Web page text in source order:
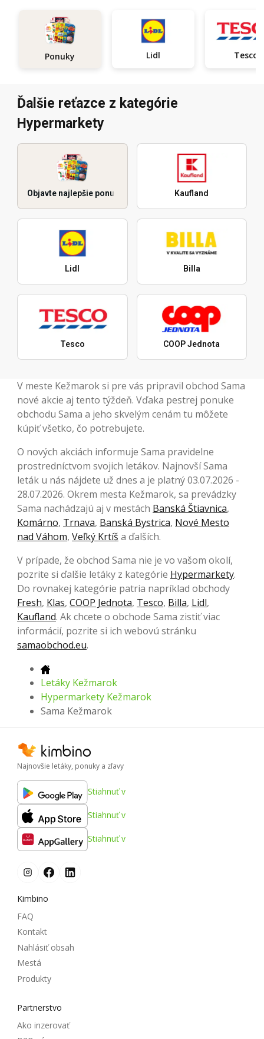
Ponuky Lidl Tesco
Ďalšie reťazce z kategórie
Hypermarkety
Objavte najlepšie ponuky Kaufland
Lidl Billa
Tesco COOP Jednota
V meste Kežmarok si pre vás pripravil obchod Sama
nové akcie aj tento týždeň. Vďaka pestrej ponuke
obchodu Sama a jeho skvelým cenám tu môžete
kúpiť všetko, čo potrebujete.
O nových akciách informuje Sama pravidelne
prostredníctvom svojich letákov. Najnovší Sama
leták u nás nájdete už dnes a je platný 03.07.2026 -
28.07.2026. Okrem mesta Kežmarok, sa prevádzky
Sama nachádzajú aj v mestách Banská Štiavnica,
Komárno, Trnava, Banská Bystrica, Nové Mesto
nad Váhom, Veľký Krtíš a ďalších.
V prípade, že obchod Sama nie je vo vašom okolí,
pozrite si ďalšie letáky z kategórie Hypermarkety.
Do rovnakej kategórie patria napríklad obchody
Fresh, Klas, COOP Jednota, Tesco, Billa, Lidl,
Kaufland. Ak chcete o obchode Sama zistiť viac
informácií, pozrite si ich webovú stránku
samaobchod.eu.
Letáky Kežmarok
Hypermarkety Kežmarok
Sama Kežmarok
Najnovšie letáky, ponuky a zľavy
Stiahnuť v
Stiahnuť v
Stiahnuť v
Kimbino
FAQ
Kontakt
Nahlásiť obsah
Mestá
Produkty
Partnerstvo
Ako inzerovať